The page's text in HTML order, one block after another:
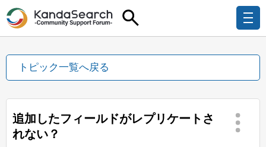
トピック一覧へ戻る
追加したフィールドがレプリケートさ
れない？